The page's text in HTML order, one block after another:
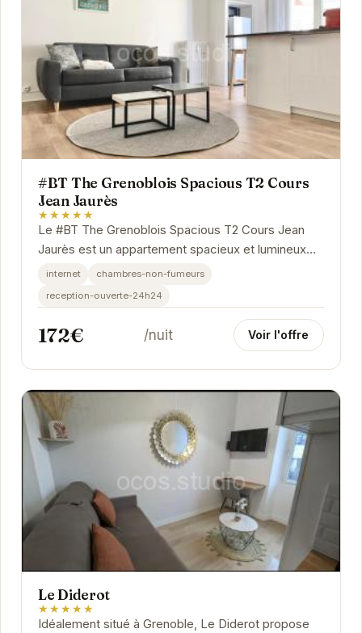
#BT The Grenoblois Spacious T2 Cours
Jean Jaurès
★★★★★
Le #BT The Grenoblois Spacious T2 Cours Jean
Jaurès est un appartement spacieux et lumineux
situé en plein cœur de Grenoble. Il offre un...
internet
chambres-non-fumeurs
reception-ouverte-24h24
172€ /nuit Voir l'offre
Le Diderot
★★★★★
Idéalement situé à Grenoble, Le Diderot propose